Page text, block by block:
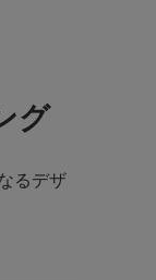
グ
るデザ